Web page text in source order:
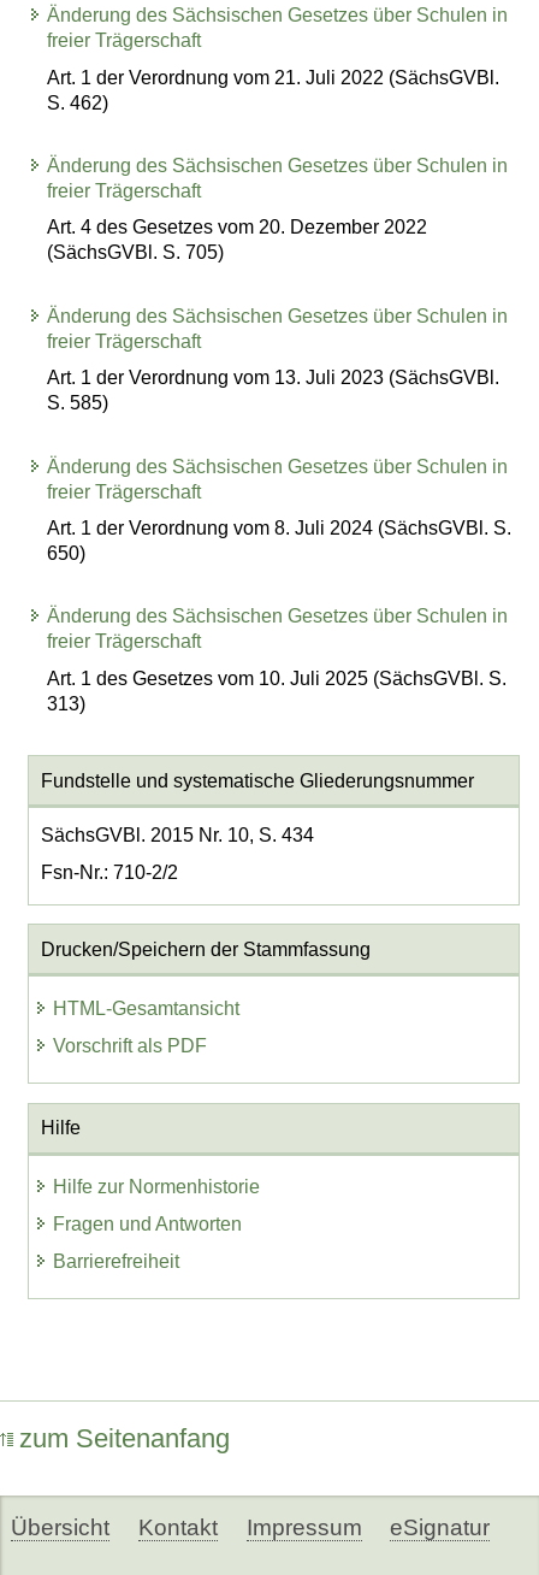
Änderung des Sächsischen Gesetzes über Schulen in
freier Trägerschaft
Art. 1 der Verordnung vom 21. Juli 2022 (SächsGVBl.
S. 462)
Änderung des Sächsischen Gesetzes über Schulen in
freier Trägerschaft
Art. 4 des Gesetzes vom 20. Dezember 2022
(SächsGVBl. S. 705)
Änderung des Sächsischen Gesetzes über Schulen in
freier Trägerschaft
Art. 1 der Verordnung vom 13. Juli 2023 (SächsGVBl.
S. 585)
Änderung des Sächsischen Gesetzes über Schulen in
freier Trägerschaft
Art. 1 der Verordnung vom 8. Juli 2024 (SächsGVBl. S.
650)
Änderung des Sächsischen Gesetzes über Schulen in
freier Trägerschaft
Art. 1 des Gesetzes vom 10. Juli 2025 (SächsGVBl. S.
313)
Fundstelle und systematische Gliederungsnummer
SächsGVBl. 2015 Nr. 10, S. 434
Fsn-Nr.: 710-2/2
Drucken/Speichern der Stammfassung
HTML-Gesamtansicht
Vorschrift als PDF
Hilfe
Hilfe zur Normenhistorie
Fragen und Antworten
Barrierefreiheit
zum Seitenanfang
Übersicht Kontakt Impressum eSignatur